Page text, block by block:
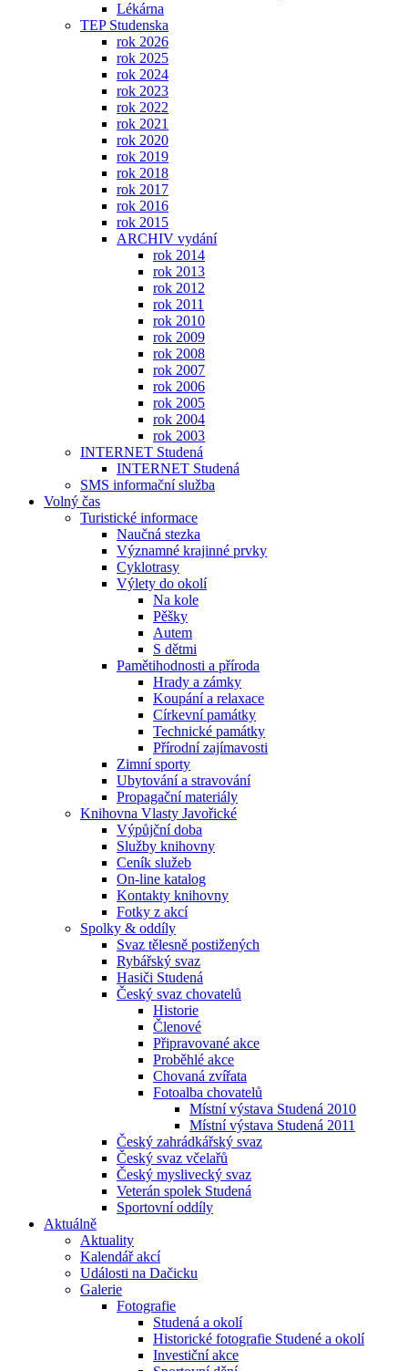
Lékárna
TEP Studenska
rok 2026
rok 2025
rok 2024
rok 2023
rok 2022
rok 2021
rok 2020
rok 2019
rok 2018
rok 2017
rok 2016
rok 2015
ARCHIV vydání
rok 2014
rok 2013
rok 2012
rok 2011
rok 2010
rok 2009
rok 2008
rok 2007
rok 2006
rok 2005
rok 2004
rok 2003
INTERNET Studená
INTERNET Studená
SMS informační služba
Volný čas
Turistické informace
Naučná stezka
Významné krajinné prvky
Cyklotrasy
Výlety do okolí
Na kole
Pěšky
Autem
S dětmi
Pamětihodnosti a příroda
Hrady a zámky
Koupání a relaxace
Církevní památky
Technické památky
Přírodní zajímavosti
Zimní sporty
Ubytování a stravování
Propagační materiály
Knihovna Vlasty Javořické
Výpůjční doba
Služby knihovny
Ceník služeb
On-line katalog
Kontakty knihovny
Fotky z akcí
Spolky & oddíly
Svaz tělesně postižených
Rybářský svaz
Hasiči Studená
Český svaz chovatelů
Historie
Členové
Připravované akce
Proběhlé akce
Chovaná zvířata
Fotoalba chovatelů
Místní výstava Studená 2010
Místní výstava Studená 2011
Český zahrádkářský svaz
Český svaz včelařů
Český myslivecký svaz
Veterán spolek Studená
Sportovní oddíly
Aktuálně
Aktuality
Kalendář akcí
Události na Dačicku
Galerie
Fotografie
Studená a okolí
Historické fotografie Studené a okolí
Investiční akce